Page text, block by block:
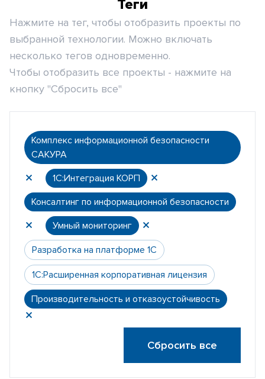
Теги
Нажмите на тег, чтобы отобразить проекты по
выбранной технологии. Можно включать
несколько тегов одновременно.
Чтобы отобразить все проекты - нажмите на
кнопку "Сбросить все"
Комплекс информационной безопасности
САКУРА
1С:Интеграция КОРП
Консалтинг по информационной безопасности
Умный мониторинг
Разработка на платформе 1С
1С:Расширенная корпоративная лицензия
Производительность и отказоустойчивость
Сбросить все